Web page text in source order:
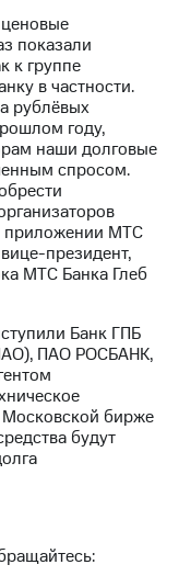
показали
к группе
в частности.
рублёвых
году,
наши долговые
спросом.
приложении МТС
президент,
МТС Банка Глеб
Банк ГПБ
ПАО РОСБАНК,
бирже
будут